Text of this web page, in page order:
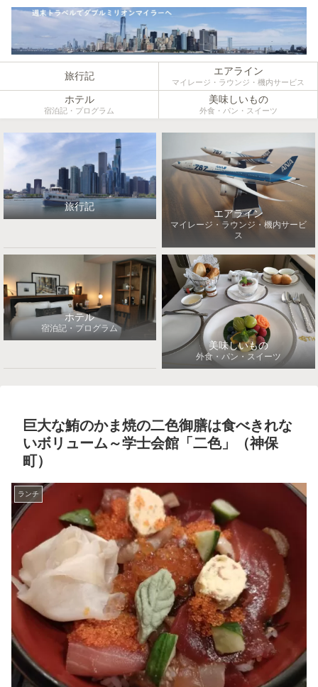
旅行記 エアライン
マイレージ・ラウンジ・機内サービス
ホテル
宿泊記・プログラム
美味しいもの
外食・パン・スイーツ
旅行記
エアライン
マイレージ・ラウンジ・機内サービ
ス
ホテル
宿泊記・プログラム
美味しいもの
外食・パン・スイーツ
巨大な鮪のかま焼の二色御膳は食べきれな
いボリューム～学士会館「二色」（神保
町）
ランチ